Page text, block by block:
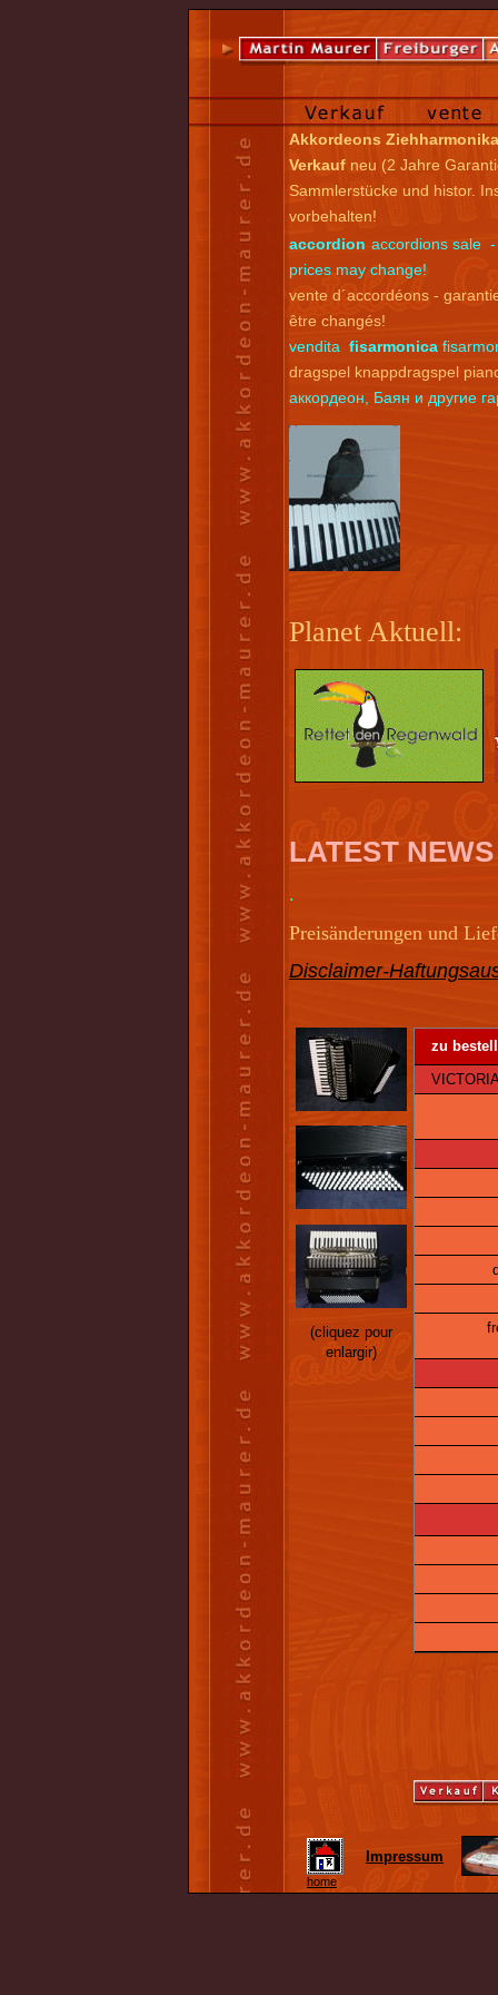
Akkordeons
Verkauf neu (2 Jahre
Sammlerstücke und histor.
vorbehalten!
accordion accordions sale -
prices may change!
vente d´accordéons -
être changés!
vendita fisarmonica
dragspel knappdragspel
аккордеон, Баян и другие
Planet Aktuell:
LATEST NEWS
.
Preisänderungen und
Disclaimer-
(cliquez pour
enlargir)
zu
home
Impressum